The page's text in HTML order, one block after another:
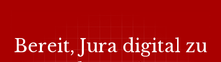
Bereit, Jura digital zu